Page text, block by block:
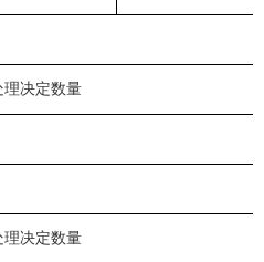
理决定数量
理决定数量